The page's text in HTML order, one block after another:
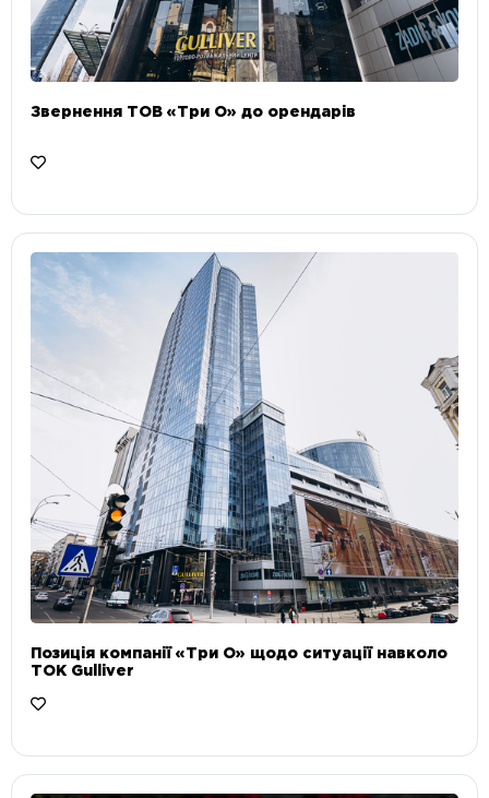
Звернення ТОВ «Три О» до орендарів
Позиція компанії «Три О» щодо ситуації навколо
ТОК Gulliver